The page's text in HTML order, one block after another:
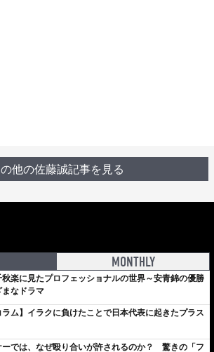
他の佐藤誠記事を見る
MONTHLY
楽に見たプロフェッショナルの世界～安青錦の優勝
まなドラマ
ラム】イラクに負けたことで日本代表に起きたプラス
ーでは、なぜ殴り合いが許されるのか？ 驚きの「フ